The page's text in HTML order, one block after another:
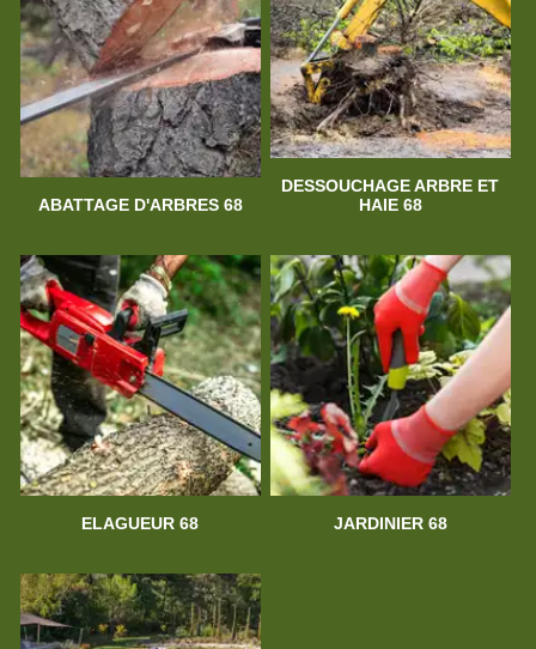
ABATTAGE D'ARBRES 68
DESSOUCHAGE ARBRE ET
HAIE 68
ELAGUEUR 68 JARDINIER 68